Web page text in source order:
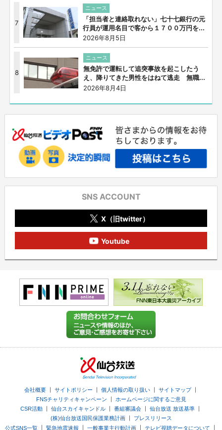
7
ニュース
「担当者と連絡取れない」七十七銀行の元
行員が運用名目で客から１７００万円を...
2026年8月5日
8
ニュース
無免許で運転して追突事故を起こしたう
え、降りてきた男性をはねて逃走 無職...
2026年8月4日
SNS ACCOUNT
X（旧twitter）
Youtube
会社概要｜ サイトポリシー ｜ 個人情報の取り扱い｜ サイトマップ｜
FNSチャリティキャンペーン
ホームページに関するご意見
CSR活動
仙台スカイキャンドル 番組審議会 仙台放送 放送基準
(株)仙台放送国民保護業務計画｜
プレスリリース
公式SNS一覧
緊急地震速報 一般事業主行動計画 テレビ視聴データについて